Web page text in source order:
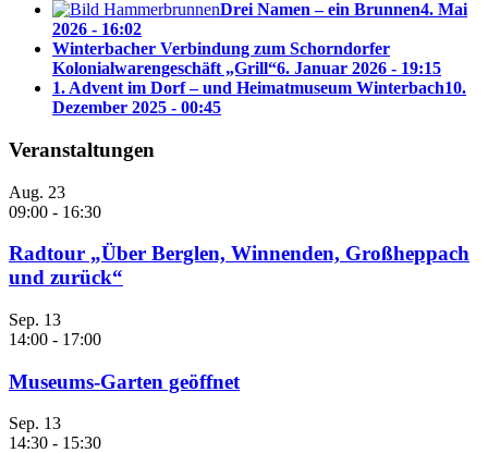
Drei Namen – ein Brunnen4. Mai
2026 - 16:02
Winterbacher Verbindung zum Schorndorfer
Kolonialwarengeschäft „Grill“6. Januar 2026 - 19:15
1. Advent im Dorf – und Heimatmuseum Winterbach10.
Dezember 2025 - 00:45
Veranstaltungen
Aug. 23
09:00 - 16:30
Radtour „Über Berglen, Winnenden, Großheppach
und zurück“
Sep. 13
14:00 - 17:00
Museums-Garten geöffnet
Sep. 13
14:30 - 15:30